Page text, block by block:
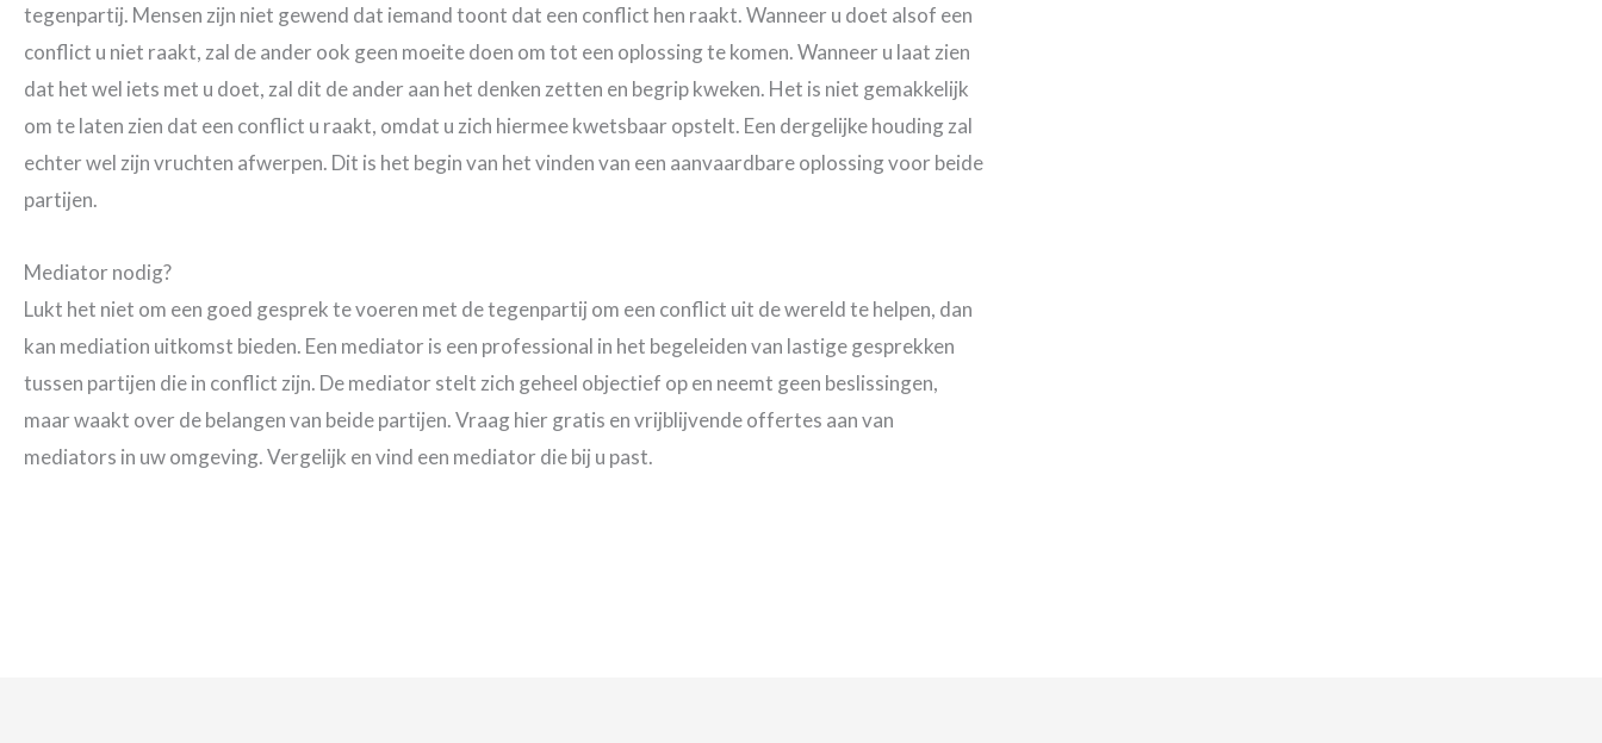
tegenpartij. Mensen zijn niet gewend dat iemand toont dat een conflict hen raakt. Wanneer u doet alsof een
conflict u niet raakt, zal de ander ook geen moeite doen om tot een oplossing te komen. Wanneer u laat zien
dat het wel iets met u doet, zal dit de ander aan het denken zetten en begrip kweken. Het is niet gemakkelijk
om te laten zien dat een conflict u raakt, omdat u zich hiermee kwetsbaar opstelt. Een dergelijke houding zal
echter wel zijn vruchten afwerpen. Dit is het begin van het vinden van een aanvaardbare oplossing voor beide
partijen.
Mediator nodig?
Lukt het niet om een goed gesprek te voeren met de tegenpartij om een conflict uit de wereld te helpen, dan
kan mediation uitkomst bieden. Een mediator is een professional in het begeleiden van lastige gesprekken
tussen partijen die in conflict zijn. De mediator stelt zich geheel objectief op en neemt geen beslissingen,
maar waakt over de belangen van beide partijen. Vraag hier gratis en vrijblijvende offertes aan van
mediators in uw omgeving. Vergelijk en vind een mediator die bij u past.